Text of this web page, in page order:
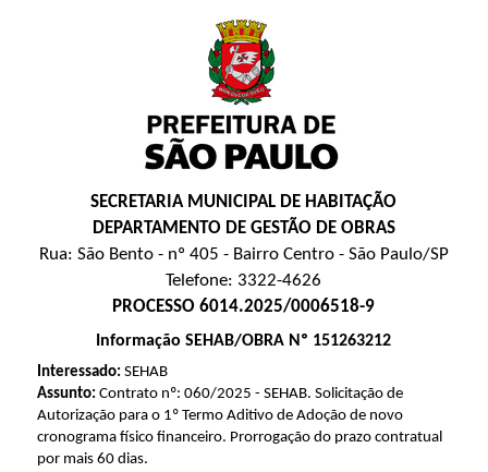
SECRETARIA MUNICIPAL DE HABITAÇÃO
DEPARTAMENTO DE GESTÃO DE OBRAS
Rua: São Bento - nº 405 - Bairro Centro - São Paulo/SP
Telefone: 3322-4626
PROCESSO 6014.2025/0006518-9
Informação SEHAB/OBRA Nº 151263212
Interessado: SEHAB
Assunto: Contrato nº: 060/2025 - SEHAB. Solicitação de
Autorização para o 1º Termo Aditivo de Adoção de novo
cronograma físico financeiro. Prorrogação do prazo contratual
por mais 60 dias.